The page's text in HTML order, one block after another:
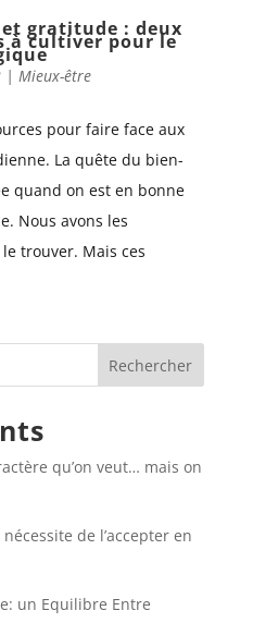
gratitude : deux
à cultiver pour le
| Mieux-être
pour faire face aux
La quête du bien-
quand on est en bonne
Nous avons les
trouver. Mais ces
qu’on veut… mais on
de l’accepter en
un Equilibre Entre